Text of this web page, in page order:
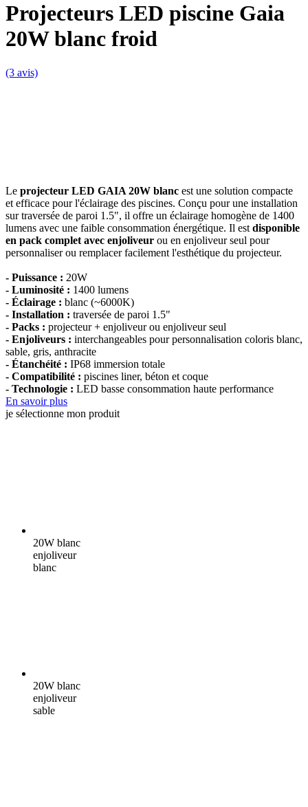
Projecteurs LED piscine Gaia
20W blanc froid
(3 avis)
Le projecteur LED GAIA 20W blanc est une solution compacte
et efficace pour l'éclairage des piscines. Conçu pour une installation
sur traversée de paroi 1.5", il offre un éclairage homogène de 1400
lumens avec une faible consommation énergétique. Il est disponible
en pack complet avec enjoliveur ou en enjoliveur seul pour
personnaliser ou remplacer facilement l'esthétique du projecteur.
- Puissance : 20W
- Luminosité : 1400 lumens
- Éclairage : blanc (~6000K)
- Installation : traversée de paroi 1.5"
- Packs : projecteur + enjoliveur ou enjoliveur seul
- Enjoliveurs : interchangeables pour personnalisation coloris blanc,
sable, gris, anthracite
- Étanchéité : IP68 immersion totale
- Compatibilité : piscines liner, béton et coque
- Technologie : LED basse consommation haute performance
En savoir plus
je sélectionne mon produit
20W blanc
enjoliveur
blanc
20W blanc
enjoliveur
sable